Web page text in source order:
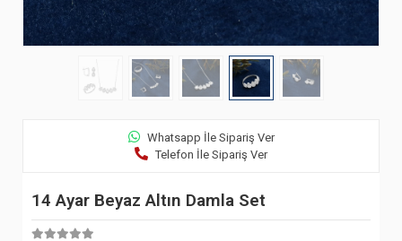
Whatsapp İle Sipariş Ver
Telefon İle Sipariş Ver
14 Ayar Beyaz Altın Damla Set